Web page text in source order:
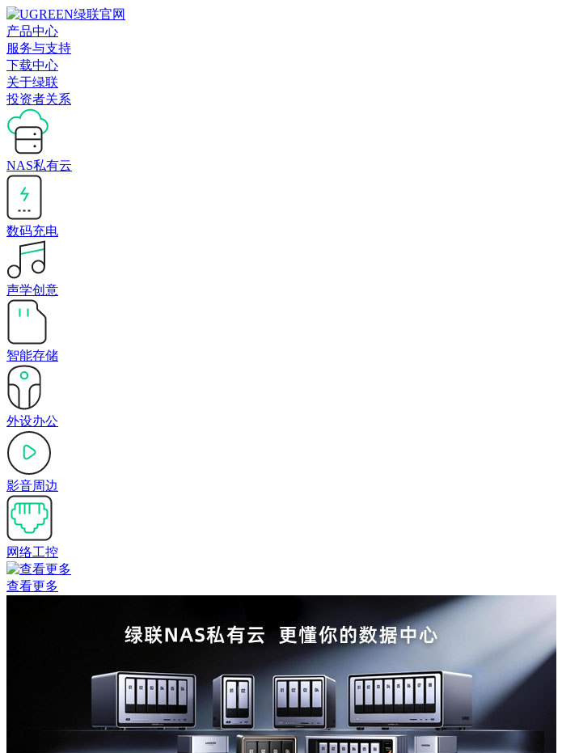
产品中心
服务与支持
下载中心
关于绿联
投资者关系
NAS私有云
数码充电
声学创意
智能存储
外设办公
影音周边
网络工控
查看更多